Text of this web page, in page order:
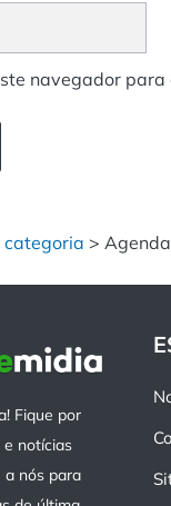
navegador
categoria >
Fique por
notícias
a nós para